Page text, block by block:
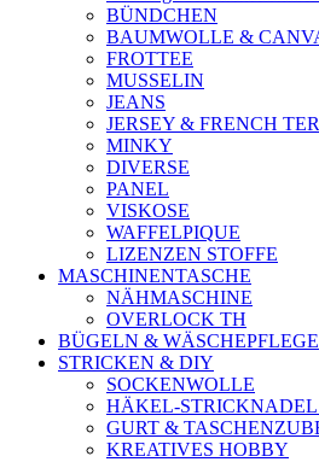
BÜNDCHEN
BAUMWOLLE &
FROTTEE
MUSSELIN
JEANS
JERSEY & FRENCH
MINKY
DIVERSE
PANEL
VISKOSE
WAFFELPIQUE
LIZENZEN STOFFE
MASCHINENTASCHE
NÄHMASCHINE
OVERLOCK TH
BÜGELN & WÄSCHEPFLEGE
STRICKEN & DIY
SOCKENWOLLE
HÄKEL-
GURT &
KREATIVES HOBBY